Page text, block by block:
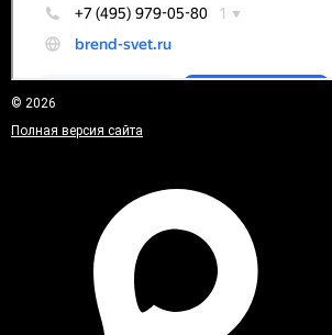
© 2026
Полная версия сайта